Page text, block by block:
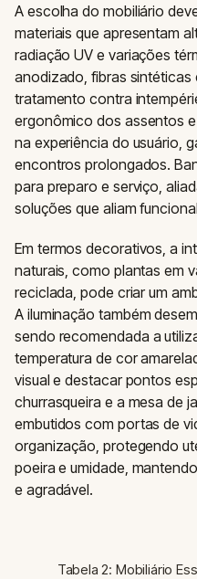
A escolha do mobiliário
materiais que apresentam
radiação UV e variações
anodizado, fibras
tratamento contra
ergonômico dos assentos
na experiência do usuário,
encontros prolongados.
para preparo e serviço,
soluções que aliam
Em termos decorativos, a
naturais, como plantas em
reciclada, pode criar um
A iluminação também
sendo recomendada a
temperatura de cor
visual e destacar pontos
churrasqueira e a mesa de
embutidos com portas de
organização, protegendo
poeira e umidade,
e agradável.
Tabela 2: Mobiliário